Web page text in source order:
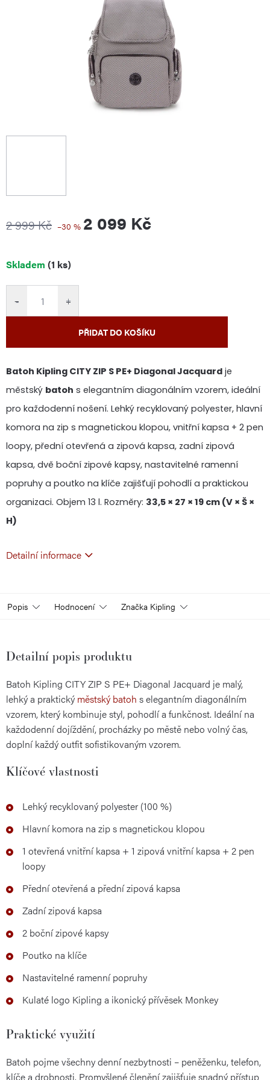
2 999 Kč –30 % 2 099 Kč
Měrná
Skladem (1 ks)
+
−
PŘIDAT DO KOŠÍKU
Batoh Kipling CITY ZIP S PE+ Diagonal Jacquard je
městský batoh s elegantním diagonálním vzorem, ideální
pro každodenní nošení. Lehký recyklovaný polyester, hlavní
komora na zip s magnetickou klopou, vnitřní kapsa + 2 pen
loopy, přední otevřená a zipová kapsa, zadní zipová
kapsa, dvě boční zipové kapsy, nastavitelné ramenní
popruhy a poutko na klíče zajišťují pohodlí a praktickou
organizaci. Objem 13 l. Rozměry: 33,5 × 27 × 19 cm (V × Š ×
H)
Detailní informace
Popis Hodnocení Značka Kipling
Detailní popis produktu
Batoh Kipling CITY ZIP S PE+ Diagonal Jacquard je malý,
lehký a praktický městský batoh s elegantním diagonálním
vzorem, který kombinuje styl, pohodlí a funkčnost. Ideální na
každodenní dojíždění, procházky po městě nebo volný čas,
doplní každý outfit sofistikovaným vzorem.
Klíčové vlastnosti
Lehký recyklovaný polyester (100 %)
Hlavní komora na zip s magnetickou klopou
1 otevřená vnitřní kapsa + 1 zipová vnitřní kapsa + 2 pen
loopy
Přední otevřená a přední zipová kapsa
Zadní zipová kapsa
2 boční zipové kapsy
Poutko na klíče
Nastavitelné ramenní popruhy
Kulaté logo Kipling a ikonický přívěsek Monkey
Praktické využití
Batoh pojme všechny denní nezbytnosti – peněženku, telefon,
klíče a drobnosti. Promyšlené členění zajišťuje snadný přístup